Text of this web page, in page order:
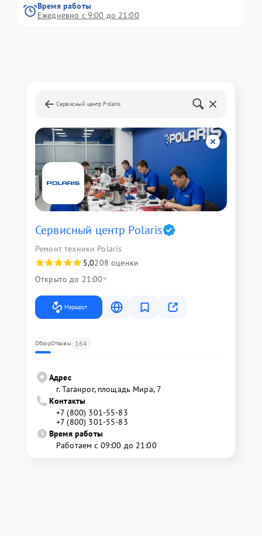
Время работы
Ежедневно с 9:00 до 21:00
Сервисный центр Polaris
Сервисный центр Polaris
Ремонт техники Polaris
5,0208 оценки
Открыто до 21:00
Маршрут
ОбзорОтзывы 164
Адрес
г. Таганрог, площадь Мира, 7
Контакты
+7 (800) 301-55-83
+7 (800) 301-55-83
Время работы
Работаем с 09:00 до 21:00